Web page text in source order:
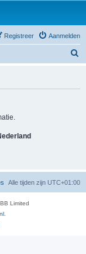
Aanmelden
Registreer
Alle tijden zijn UTC+01:00
Limited